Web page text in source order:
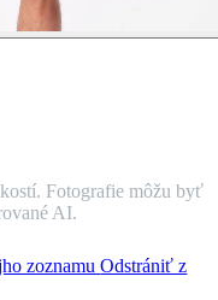
Fotografie môžu byť
AI.
zoznamuOdstrániť z